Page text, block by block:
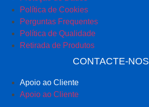
Política de Cookies
Perguntas Frequentes
Política de Qualidade
Retirada de Produtos
CONTACTE-NOS
Apoio ao Cliente
Apoio ao Cliente